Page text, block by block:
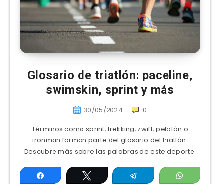
Glosario de triatlón: paceline,
swimskin, sprint y más
30/05/2024
0
Términos como sprint, trekking, zwift, pelotón o
ironman forman parte del glosario del triatlón.
Descubre más sobre las palabras de este deporte.
Compartir Twittear Telegram